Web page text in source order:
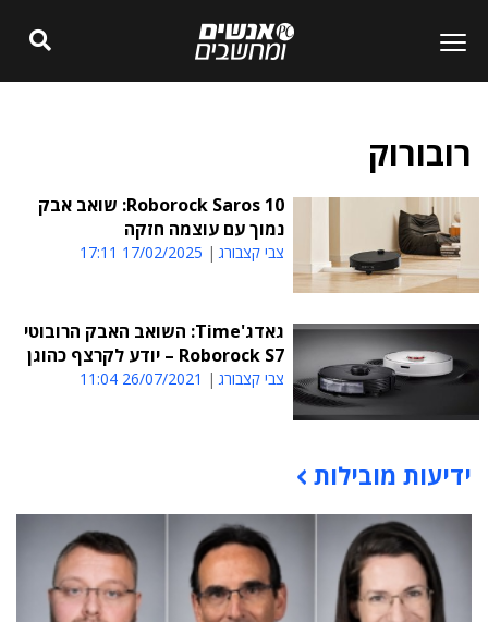
רובורוק
Roborock Saros 10: שואב אבק
נמוך עם עוצמה חזקה
צבי קצבורג 17/02/2025 17:11
גאדג'Time: השואב האבק הרובוטי
Roborock S7 – יודע לקרצף כהוגן
צבי קצבורג 26/07/2021 11:04
תוכן פרסומי
ידיעות מובילות